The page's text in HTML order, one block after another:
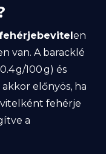
en
van. A baracklé
g/100 g) és
előnyös, ha
fehérje
a